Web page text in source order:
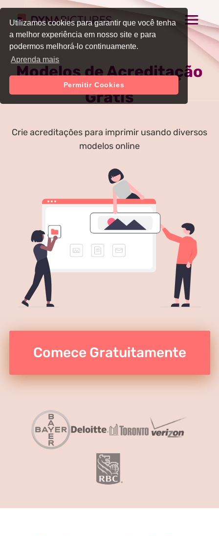
Utilizamos cookies para garantir que você tenha
a melhor experiência em nosso site e para
podermos melhorá-lo continuamente.
Aprenda mais
Permitir Cookies
Modelos de Acreditação
Grátis
Crie acreditações para imprimir usando diversos
modelos online
Comece Gratuitamente